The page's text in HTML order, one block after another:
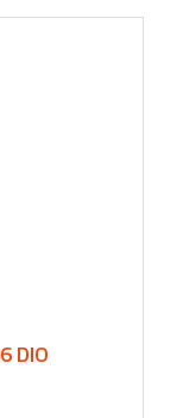
DIO